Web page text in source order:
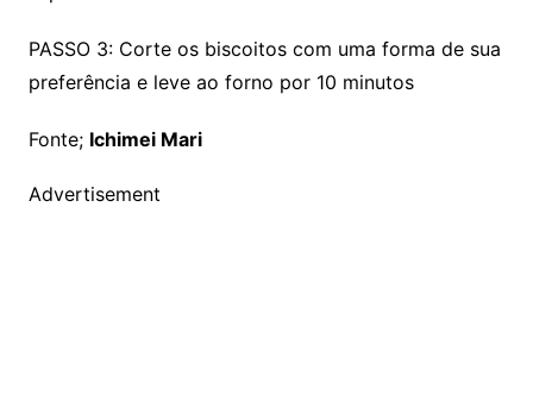
PASSO 3: Corte os biscoitos com uma forma de sua
preferência e leve ao forno por 10 minutos
Fonte; Ichimei Mari
Advertisement